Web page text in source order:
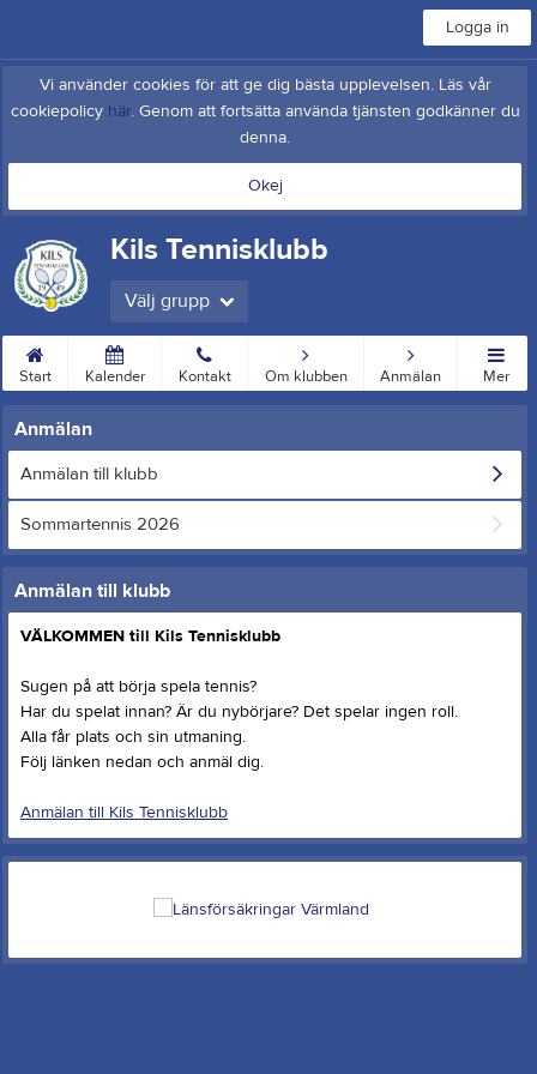
Logga in
Vi använder cookies för att ge dig bästa upplevelsen. Läs vår
cookiepolicy här. Genom att fortsätta använda tjänsten godkänner du
denna.
Okej
Kils Tennisklubb
Välj grupp
Start Kalender Kontakt Om klubben Anmälan Mer
Anmälan
Anmälan till klubb
Sommartennis 2026
Anmälan till klubb
VÄLKOMMEN till Kils Tennisklubb
Sugen på att börja spela tennis?
Har du spelat innan? Är du nybörjare? Det spelar ingen roll.
Alla får plats och sin utmaning.
Följ länken nedan och anmäl dig.
Anmälan till Kils Tennisklubb